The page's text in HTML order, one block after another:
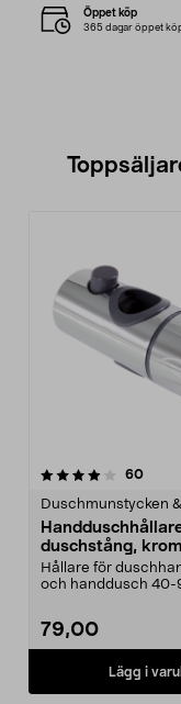
Öppet köp
365 dagar öppet
60
Duschmunstycken
duschstång, krom
Hållare för
och handdusch 40-
79,00
Lägg i
4.0 av 5